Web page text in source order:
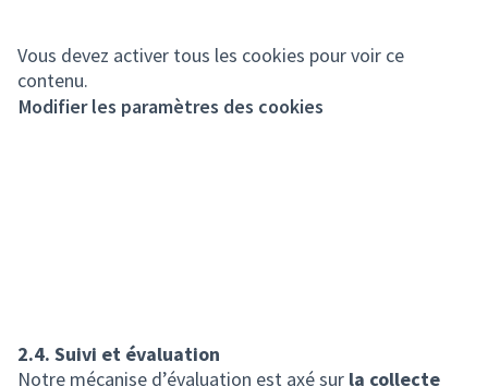
Vous devez activer tous les cookies pour voir ce
contenu.
Modifier les paramètres des cookies
2.4. Suivi et évaluation
Notre mécanise d’évaluation est axé sur la collecte